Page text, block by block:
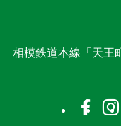
相模鉄道本線「天王